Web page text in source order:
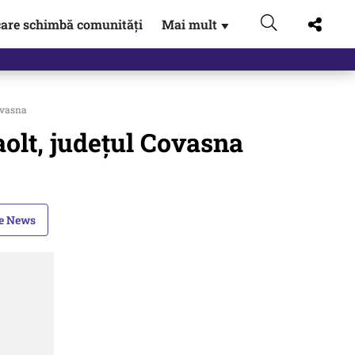
schimbă comunități Mai mult ▼
judeţul Covasna
News